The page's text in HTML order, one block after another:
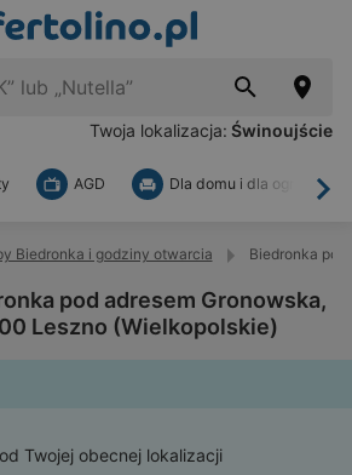
Twoja lokalizacja: Świnoujście
AGD Dla domu i dla ogrodu
Biedronka i godziny otwarcia Biedronka
pod adresem Gronowska,
Leszno (Wielkopolskie)
Twojej obecnej lokalizacji